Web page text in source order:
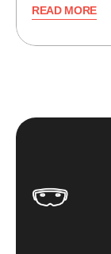
READ MORE